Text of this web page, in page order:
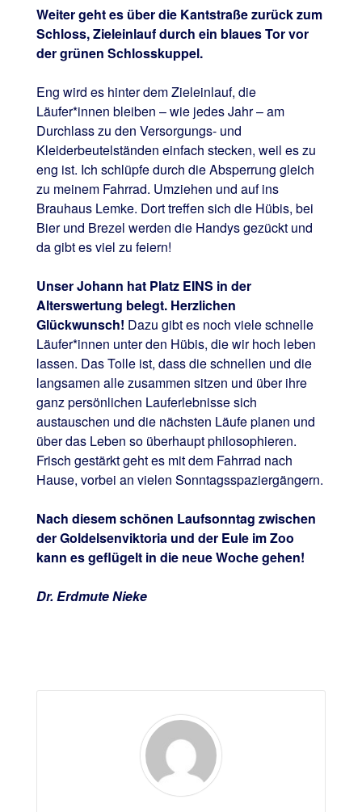
Weiter geht es über die Kantstraße zurück zum
Schloss, Zieleinlauf durch ein blaues Tor vor
der grünen Schlosskuppel.
Eng wird es hinter dem Zieleinlauf, die
Läufer*innen bleiben – wie jedes Jahr – am
Durchlass zu den Versorgungs- und
Kleiderbeutelständen einfach stecken, weil es zu
eng ist. Ich schlüpfe durch die Absperrung gleich
zu meinem Fahrrad. Umziehen und auf ins
Brauhaus Lemke. Dort treffen sich die Hübis, bei
Bier und Brezel werden die Handys gezückt und
da gibt es viel zu feiern!
Unser Johann hat Platz EINS in der
Alterswertung belegt. Herzlichen
Glückwunsch! Dazu gibt es noch viele schnelle
Läufer*innen unter den Hübis, die wir hoch leben
lassen. Das Tolle ist, dass die schnellen und die
langsamen alle zusammen sitzen und über ihre
ganz persönlichen Lauferlebnisse sich
austauschen und die nächsten Läufe planen und
über das Leben so überhaupt philosophieren.
Frisch gestärkt geht es mit dem Fahrrad nach
Hause, vorbei an vielen Sonntagsspaziergängern.
Nach diesem schönen Laufsonntag zwischen
der Goldelsenviktoria und der Eule im Zoo
kann es geflügelt in die neue Woche gehen!
Dr. Erdmute Nieke